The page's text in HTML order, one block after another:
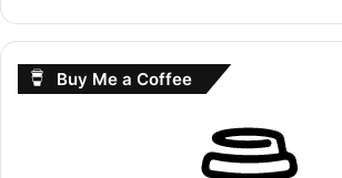
Buy Me a Coffee